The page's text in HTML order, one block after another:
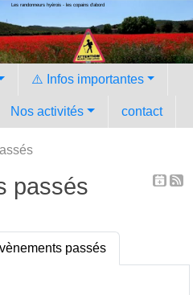
Les randonneurs hyèrois - les copains d'abord
⚠️ Infos importantes
Nos activités contact
passés
passés